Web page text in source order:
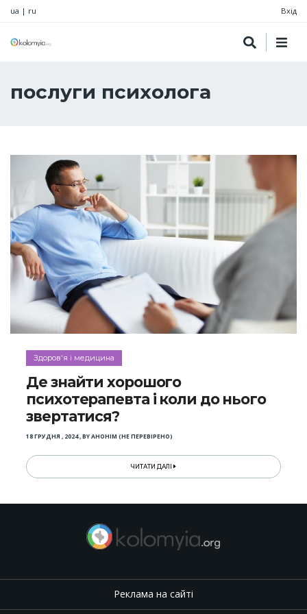
ua | ru Вхід
послуги психолога
Здоров'я і медицина
Де знайти хорошого
психотерапевта і коли до нього
звертатися?
18 ГРУДНЯ , 2024,BYАНОНІМ (НЕ ПЕРЕВІРЕНО)
ЧИТАТИ ДАЛІ
Реклама на сайті